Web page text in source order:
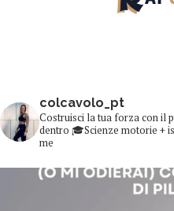
colcavolo_pt
Costruisci la tua forza con il
dentro 🎓Scienze motorie +
me